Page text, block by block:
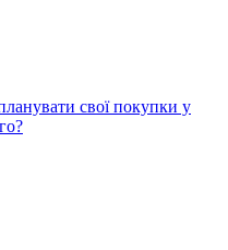
свої покупки у